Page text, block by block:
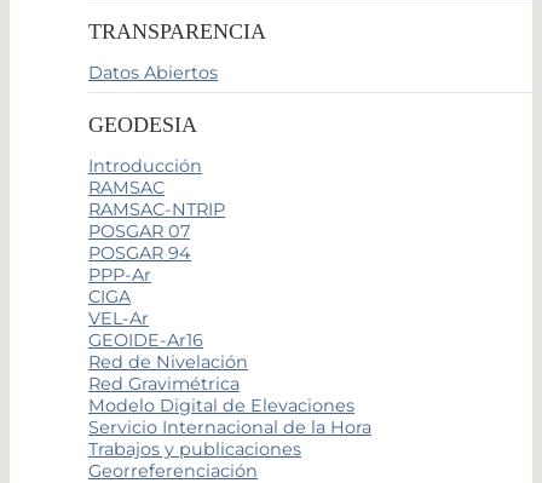
TRANSPARENCIA
Datos Abiertos
GEODESIA
Introducción
RAMSAC
RAMSAC-NTRIP
POSGAR 07
POSGAR 94
PPP-Ar
CIGA
VEL-Ar
GEOIDE-Ar16
Red de Nivelación
Red Gravimétrica
Modelo Digital de Elevaciones
Servicio Internacional de la Hora
Trabajos y publicaciones
Georreferenciación